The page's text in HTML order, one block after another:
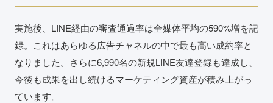
実施後、LINE経由の審査通過率は全媒体平均の590%増を記
録。これはあらゆる広告チャネルの中で最も高い成約率と
なりました。さらに6,990名の新規LINE友達登録も達成し、
今後も成果を出し続けるマーケティング資産が積み上がっ
ています。